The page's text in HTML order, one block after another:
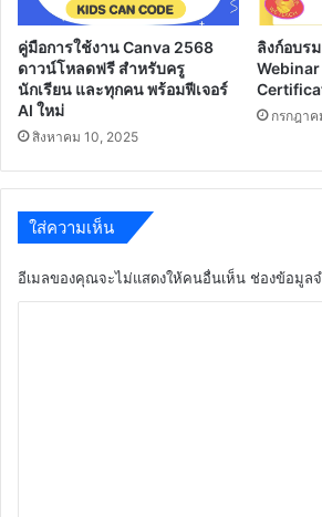
คู่มือการใช้งาน Canva 2568
ดาวน์โหลดฟรี สำหรับครู
นักเรียน และทุกคน พร้อมฟีเจอร์
AI ใหม่
สิงหาคม 10, 2025
ลิงก์อบร
กรกฎา
ใส่ความเห็น
อีเมลของคุณจะไม่แสดงให้คนอื่นเห็น ช่องข้อมูล